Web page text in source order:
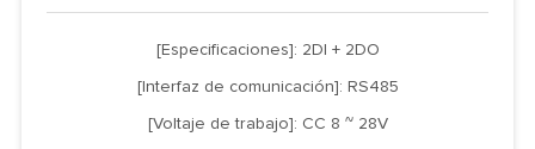
[Especificaciones]: 2DI + 2DO
[Interfaz de comunicación]: RS485
[Voltaje de trabajo]: CC 8 ~ 28V